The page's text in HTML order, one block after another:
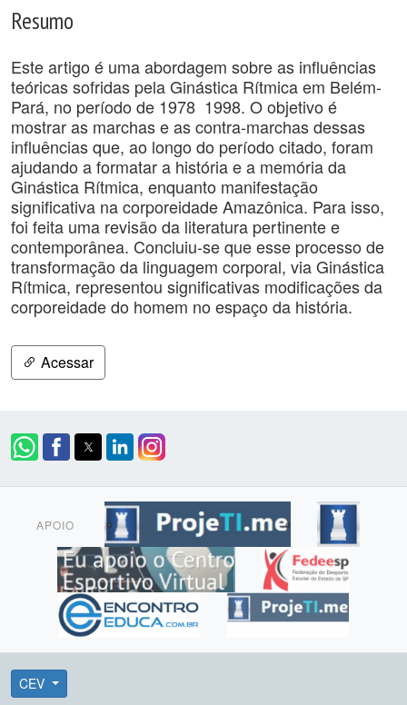
Resumo
Este artigo é uma abordagem sobre as influências
teóricas sofridas pela Ginástica Rítmica em Belém-
Pará, no período de 1978  1998. O objetivo é
mostrar as marchas e as contra-marchas dessas
influências que, ao longo do período citado, foram
ajudando a formatar a história e a memória da
Ginástica Rítmica, enquanto manifestação
significativa na corporeidade Amazônica. Para isso,
foi feita uma revisão da literatura pertinente e
contemporânea. Concluiu-se que esse processo de
transformação da linguagem corporal, via Ginástica
Rítmica, representou significativas modificações da
corporeidade do homem no espaço da história.
Acessar
APOIO
CEV